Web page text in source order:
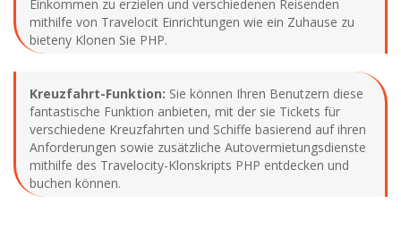
Einkommen zu erzielen und verschiedenen Reisenden
mithilfe von Travelocit Einrichtungen wie ein Zuhause zu
bieteny Klonen Sie PHP.
Kreuzfahrt-Funktion: Sie können Ihren Benutzern diese
fantastische Funktion anbieten, mit der sie Tickets für
verschiedene Kreuzfahrten und Schiffe basierend auf ihren
Anforderungen sowie zusätzliche Autovermietungsdienste
mithilfe des Travelocity-Klonskripts PHP entdecken und
buchen können.